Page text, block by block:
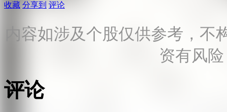
收藏 分享到 评论
内容如涉及个股仅供参考，
资有风
评论